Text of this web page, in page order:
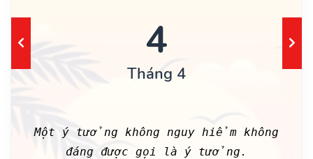
4
Tháng 4
Một ý tưởng không nguy hiểm không
đáng được gọi là ý tưởng.